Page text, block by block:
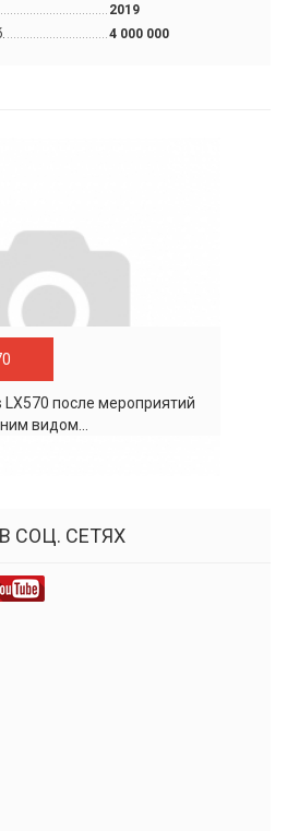
2019
4 000 000
LХ570 после мероприятий
видом...
СОЦ. СЕТЯХ